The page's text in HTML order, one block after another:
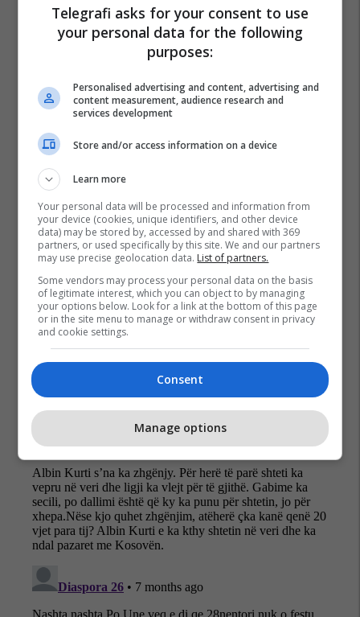
Pritjet Në Kufi Kolonat Në Kufi Merdar
Telegrafi asks for your consent to use
your personal data for the following
purposes:
Personalised advertising and content, advertising and
content measurement, audience research and
services development
Store and/or access information on a device
Learn more
Your personal data will be processed and information from
your device (cookies, unique identifiers, and other device
data) may be stored by, accessed by and shared with 369
partners, or used specifically by this site. We and our partners
may use precise geolocation data. List of partners.
Some vendors may process your personal data on the basis
of legitimate interest, which you can object to by managing
your options below. Look for a link at the bottom of this page
or in the site menu to manage or withdraw consent in privacy
and cookie settings.
Consent
Manage options